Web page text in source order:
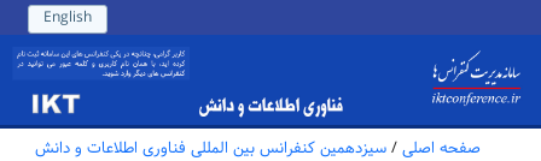
English
صفحه اصلی / سیزدهمین کنفرانس بین المللی فناوری اطلاعات و دانش